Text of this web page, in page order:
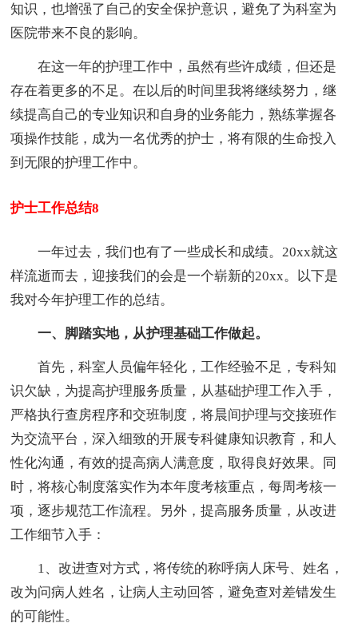
知识，也增强了自己的安全保护意识，避免了为科室为
医院带来不良的影响。
在这一年的护理工作中，虽然有些许成绩，但还是
存在着更多的不足。在以后的时间里我将继续努力，继
续提高自己的专业知识和自身的业务能力，熟练掌握各
项操作技能，成为一名优秀的护士，将有限的生命投入
到无限的护理工作中。
护士工作总结8
一年过去，我们也有了一些成长和成绩。20xx就这
样流逝而去，迎接我们的会是一个崭新的20xx。以下是
我对今年护理工作的总结。
一、脚踏实地，从护理基础工作做起。
首先，科室人员偏年轻化，工作经验不足，专科知
识欠缺，为提高护理服务质量，从基础护理工作入手，
严格执行查房程序和交班制度，将晨间护理与交接班作
为交流平台，深入细致的开展专科健康知识教育，和人
性化沟通，有效的提高病人满意度，取得良好效果。同
时，将核心制度落实作为本年度考核重点，每周考核一
项，逐步规范工作流程。另外，提高服务质量，从改进
工作细节入手：
1、改进查对方式，将传统的称呼病人床号、姓名，
改为问病人姓名，让病人主动回答，避免查对差错发生
的可能性。